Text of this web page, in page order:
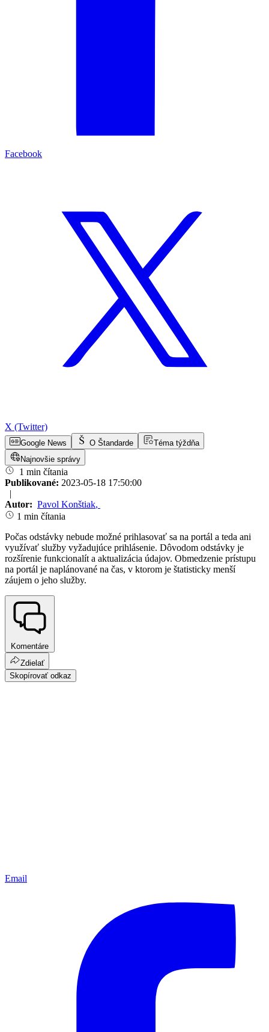
Facebook
X (Twitter)
Google News O Štandarde
Téma týždňa
Najnovšie správy
1 min čítania
Publikované: 2023-05-18 17:50:00
|
Autor: Pavol Konštiak,
1 min čítania
Počas odstávky nebude možné prihlasovať sa na portál a teda ani
využívať služby vyžadujúce prihlásenie. Dôvodom odstávky je
rozšírenie funkcionalít a aktualizácia údajov. Obmedzenie prístupu
na portál je naplánované na čas, v ktorom je štatisticky menší
záujem o jeho služby.
Komentáre
Zdielať
Skopírovať odkaz
Email